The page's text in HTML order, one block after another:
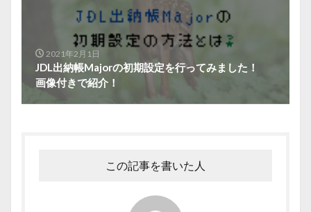
2021年2月1日
JDL出納帳Majorの初期設定を行ってみました！
画像付きで紹介！
この記事を書いた人